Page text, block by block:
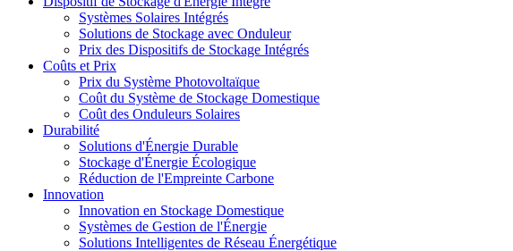
Systèmes Solaires Intégrés
Solutions de Stockage avec Onduleur
Prix des Dispositifs de Stockage Intégrés
Coûts et Prix
Prix du Système Photovoltaïque
Coût du Système de Stockage Domestique
Coût des Onduleurs Solaires
Durabilité
Solutions d'Énergie Durable
Stockage d'Énergie Écologique
Réduction de l'Empreinte Carbone
Innovation
Innovation en Stockage Domestique
Systèmes de Gestion de l'Énergie
Solutions Intelligentes de Réseau Énergétique